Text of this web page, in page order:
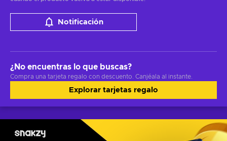
Notificación
¿No encuentras lo que buscas?
Compra una tarjeta regalo con descuento. Canjéala al instante.
Explorar tarjetas regalo